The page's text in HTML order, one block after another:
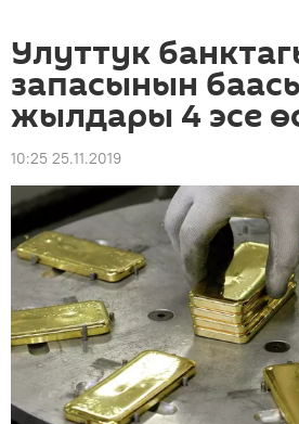
Улуттук
запасынын
жылдары 4 эсе
10:25 25.11.2019